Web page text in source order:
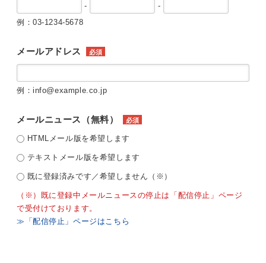
-
-
例：03-1234-5678
メールアドレス 必須
例：info@example.co.jp
メールニュース（無料） 必須
HTMLメール版を希望します
テキストメール版を希望します
既に登録済みです／希望しません（※）
（※）既に登録中メールニュースの停止は「配信停止」ページ
で受付けております。
≫「配信停止」ページはこちら